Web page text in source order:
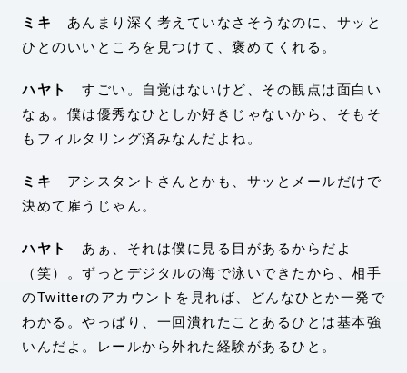
ミキ
あんまり深く考えていなさそうなのに、サッと
ひとのいいところを見つけて、褒めてくれる。
ハヤト
すごい。自覚はないけど、その観点は面白い
なぁ。僕は優秀なひとしか好きじゃないから、そもそ
もフィルタリング済みなんだよね。
ミキ
アシスタントさんとかも、サッとメールだけで
決めて雇うじゃん。
ハヤト
あぁ、それは僕に見る目があるからだよ
（笑）。ずっとデジタルの海で泳いできたから、相手
のTwitterのアカウントを見れば、どんなひとか一発で
わかる。やっぱり、一回潰れたことあるひとは基本強
いんだよ。レールから外れた経験があるひと。